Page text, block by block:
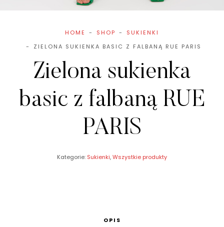
HOME SHOP
SUKIENKI
ZIELONA SUKIENKA BASIC Z FALBANĄ RUE PARIS
Zielona sukienka
basic z falbaną RUE
PARIS
Kategorie: Sukienki,Wszystkie produkty
OPIS